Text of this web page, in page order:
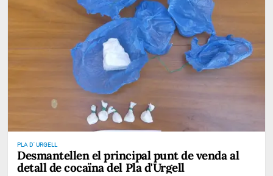
PLA D' URGELL
Desmantellen el principal punt de venda al
detall de cocaïna del Pla d'Urgell